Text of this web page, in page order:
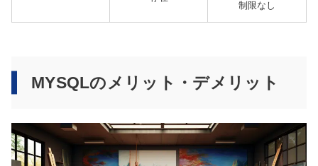
制限なし
MYSQLのメリット・デメリット